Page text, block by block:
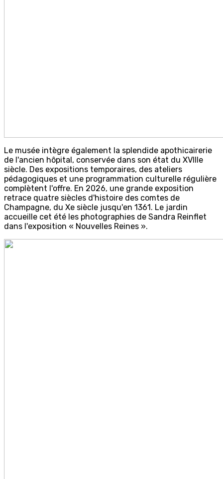
Le musée intègre également la splendide apothicairerie
de l'ancien hôpital, conservée dans son état du XVIIIe
siècle. Des expositions temporaires, des ateliers
pédagogiques et une programmation culturelle régulière
complètent l'offre. En 2026, une grande exposition
retrace quatre siècles d'histoire des comtes de
Champagne, du Xe siècle jusqu'en 1361. Le jardin
accueille cet été les photographies de Sandra Reinflet
dans l'exposition « Nouvelles Reines ».